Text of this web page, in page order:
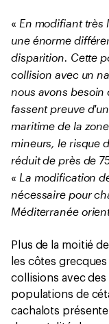
« En modifiant très
une énorme
disparition. Cette
collision avec un
nous avons
fassent preuve
maritime de la
mineurs, le risque
réduit de près de
« La modification
nécessaire pour
Méditerranée
Plus de la moitié
les côtes
collisions avec des
populations de
cachalots